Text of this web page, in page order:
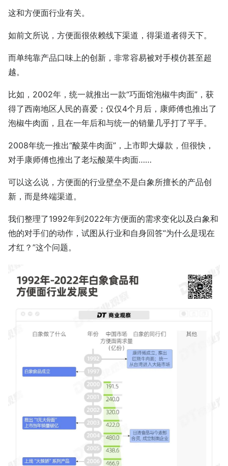
这和方便面行业有关。
如前文所说，方便面很依赖线下渠道，得渠道者得天下。
而单纯靠产品口味上的创新，非常容易被对手模仿甚至超
越。
比如，2002年，统一就推出一款“巧面馆泡椒牛肉面”，获
得了西南地区人民的喜爱；仅仅4个月后，康师傅也推出了
泡椒牛肉面，且在一年后和与统一的销量几乎打了平手。
2008年统一推出“酸菜牛肉面”，上市即大爆款，但很快，
对手康师傅也推出了老坛酸菜牛肉面……
可以这么说，方便面的行业壁垒不是白象所擅长的产品创
新，而是终端渠道。
我们整理了1992年到2022年方便面的需求变化以及白象和
他的对手们的动作，试图从行业和自身回答“为什么是现在
才红？”这个问题。